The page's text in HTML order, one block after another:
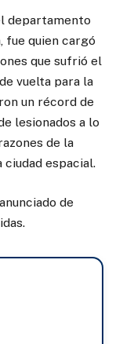
departamento
fue quien cargó
que sufrió el
vuelta para la
un récord de
lesionados a lo
de la
espacial.
de